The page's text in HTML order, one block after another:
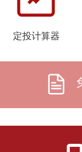
07-20
2026-
1.4454
07-16
1.5208
2026-
1.5480
定投计算器